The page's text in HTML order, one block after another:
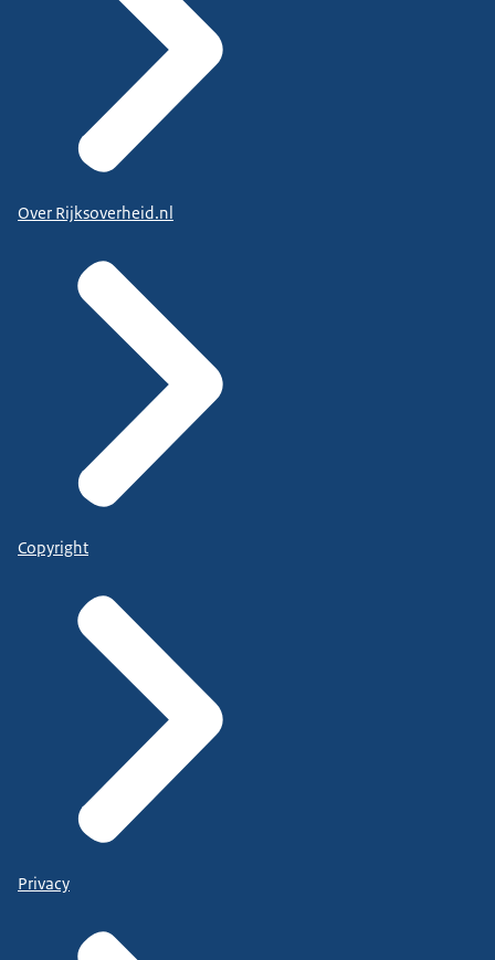
Over Rijksoverheid.nl
Copyright
Privacy